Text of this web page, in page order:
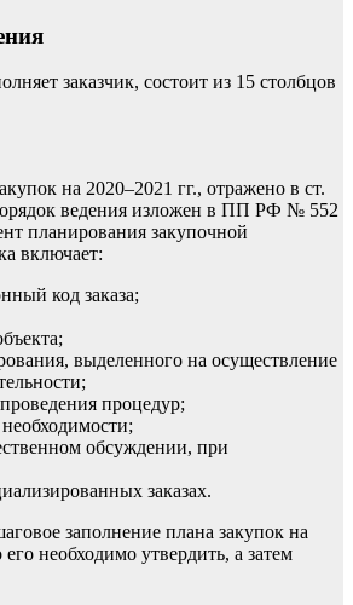
заказчик, состоит из 15 столбцов
на 2020–2021 гг., отражено в ст.
ведения изложен в ПП РФ № 552
планирования закупочной
включает:
код заказа;
выделенного на осуществление
процедур;
обсуждении, при
заказах.
заполнение плана закупок на
его необходимо утвердить, а затем